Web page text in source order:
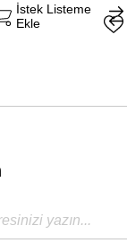
İstek Listeme
Ekle